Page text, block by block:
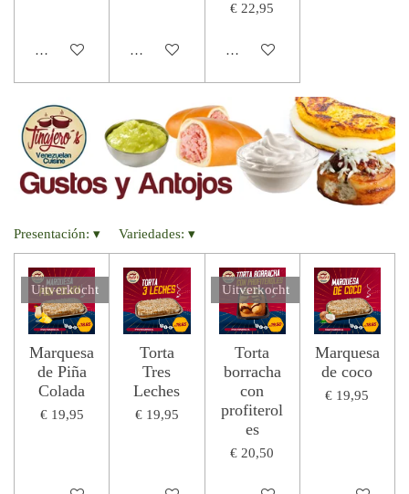
In winkelwagen In winkelwagen
€ 22,95
In winkelwagen
Presentación: ▾ Variedades: ▾
Uitverkocht
Marquesa
de Piña
Colada
€ 19,95
Torta
Tres
Leches
€ 19,95
Uitverkocht
Torta
borracha
con
profiterol
es
€ 20,50
Marquesa
de coco
€ 19,95